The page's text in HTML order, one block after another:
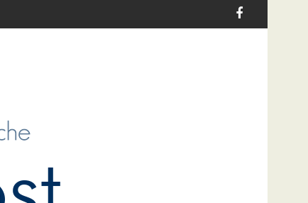
di sviluppo per i bambini e per la collettività